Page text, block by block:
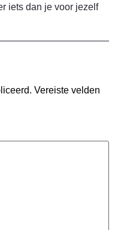
iets dan je voor jezelf
Vereiste velden